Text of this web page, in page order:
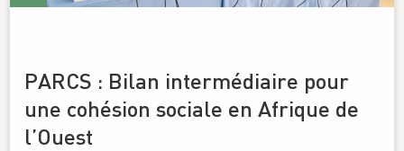
PARCS : Bilan intermédiaire pour
une cohésion sociale en Afrique de
l’Ouest